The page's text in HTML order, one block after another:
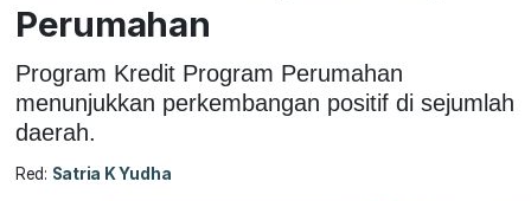
Perumahan
Program Kredit Program Perumahan
menunjukkan perkembangan positif di sejumlah
daerah.
Red: Satria K Yudha